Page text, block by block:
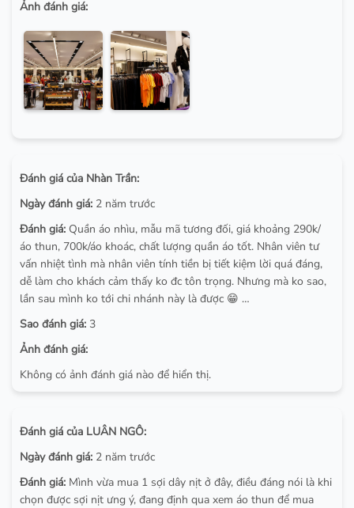
Ảnh đánh giá:
Đánh giá của Nhàn Trần:
Ngày đánh giá: 2 năm trước
Đánh giá: Quần áo nhìu, mẫu mã tương đối, giá khoảng 290k/
áo thun, 700k/áo khoác, chất lượng quần áo tốt. Nhân viên tư
vấn nhiệt tình mà nhân viên tính tiền bị tiết kiệm lời quá đáng,
dễ làm cho khách cảm thấy ko đc tôn trọng. Nhưng mà ko sao,
lần sau mình ko tới chi nhánh này là được 😁 …
Sao đánh giá: 3
Ảnh đánh giá:
Không có ảnh đánh giá nào để hiển thị.
Đánh giá của LUÂN NGÔ:
Ngày đánh giá: 2 năm trước
Đánh giá: Mình vừa mua 1 sợi dây nịt ở đây, điều đáng nói là khi
chọn được sợi nịt ưng ý, đang định qua xem áo thun để mua